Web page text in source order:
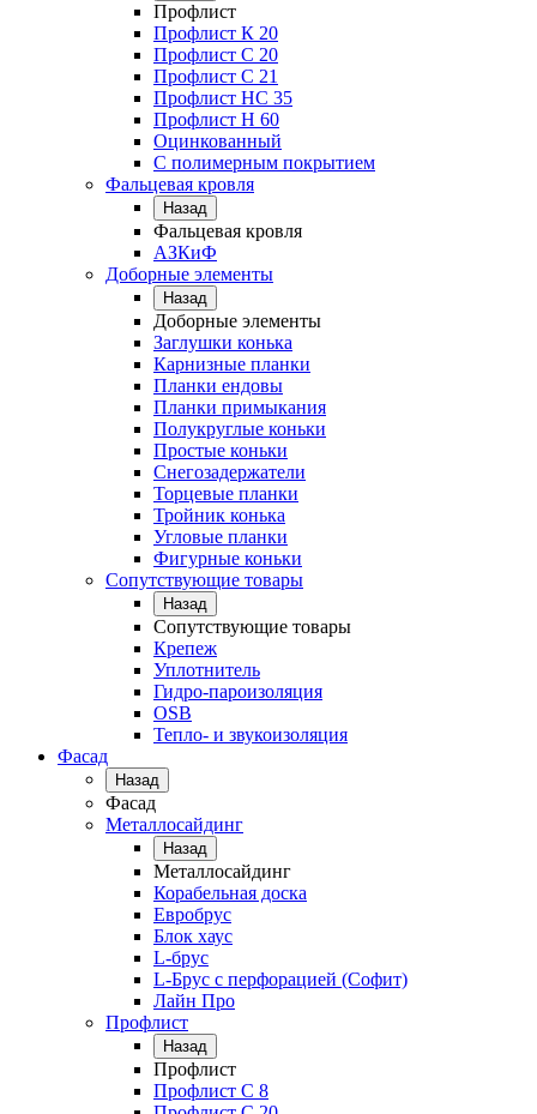
Профлист
Профлист К 20
Профлист С 20
Профлист C 21
Профлист НС 35
Профлист Н 60
Оцинкованный
С полимерным покрытием
Фальцевая кровля
Назад
Фальцевая кровля
АЗКиФ
Доборные элементы
Назад
Доборные элементы
Заглушки конька
Карнизные планки
Планки ендовы
Планки примыкания
Полукруглые коньки
Простые коньки
Снегозадержатели
Торцевые планки
Тройник конька
Угловые планки
Фигурные коньки
Сопутствующие товары
Назад
Сопутствующие товары
Крепеж
Уплотнитель
Гидро-пароизоляция
OSB
Тепло- и звукоизоляция
Фасад
Назад
Фасад
Металлосайдинг
Назад
Металлосайдинг
Корабельная доска
Евробрус
Блок хаус
L-брус
L-Брус с перфорацией (Софит)
Лайн Про
Профлист
Назад
Профлист
Профлист С 8